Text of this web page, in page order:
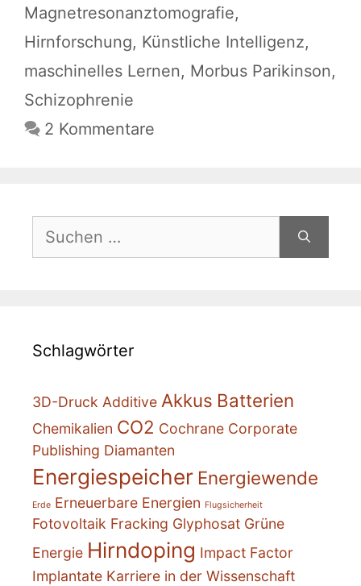
Magnetresonanztomografie,
Hirnforschung, Künstliche Intelligenz,
maschinelles Lernen, Morbus Parikinson,
Schizophrenie
2 Kommentare
nach:
Schlagwörter
3D-Druck Additive Akkus Batterien
Chemikalien CO2 Cochrane Corporate
Publishing Diamanten
Energiespeicher Energiewende
Erde Erneuerbare Energien Flugsicherheit
Fotovoltaik Fracking Glyphosat Grüne
Energie Hirndoping Impact Factor
Implantate Karriere in der Wissenschaft